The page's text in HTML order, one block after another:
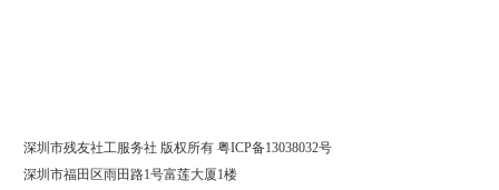
深圳市残友社工服务社 版权所有 粤ICP备13038032号
深圳市福田区雨田路1号富莲大厦1楼